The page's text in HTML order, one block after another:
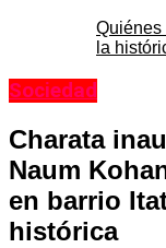
Quiénes
la
Sociedad
Charata
Naum
en barrio
histórica